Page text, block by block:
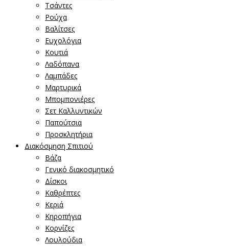
Τσάντες
Ρούχα
Βαλίτσες
Ευχολόγια
Κουτιά
Λαδόπανα
Λαμπάδες
Μαρτυρικά
Μπομπονιέρες
Σετ Καλλυντικών
Παπούτσια
Προσκλητήρια
Διακόσμηση Σπιτιού
Βάζα
Γενικό διακοσμητικό
Δίσκοι
Καθρέπτες
Κεριά
Κηροπήγια
Κορνίζες
Λουλούδια